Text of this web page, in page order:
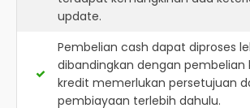
update.
Pembelian cash dapat diproses
dibandingkan dengan pembelian
kredit memerlukan persetujuan
pembiayaan terlebih dahulu.